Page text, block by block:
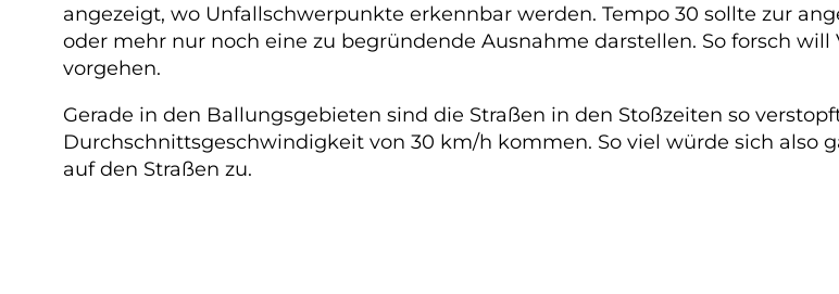
angezeigt, wo Unfallschwerpunkte erkennbar werden. Tempo 30 sollte zur
oder mehr nur noch eine zu begründende Ausnahme darstellen. So forsch
vorgehen.
Gerade in den Ballungsgebieten sind die Straßen in den Stoßzeiten so
Durchschnittsgeschwindigkeit von 30 km/h kommen. So viel würde sich also
auf den Straßen zu.